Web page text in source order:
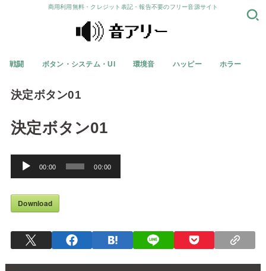
商用利用無料・クレジット表記・報告不要のフリー音源サイト
戦闘 ボタン・システム・UI 環境音 ハッピー ホラー
決定ボタン01
決定ボタン01
声
プ
レ
ー
ヤ
ー
00:00 00:00
Download